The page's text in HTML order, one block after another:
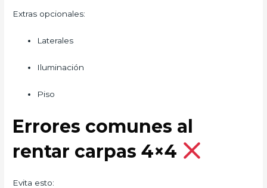
Extras opcionales:
Laterales
Iluminación
Piso
Errores comunes al
rentar carpas 4×4
Evita esto: